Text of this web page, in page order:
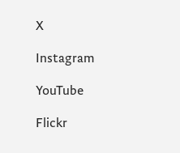
X
Instagram
YouTube
Flickr